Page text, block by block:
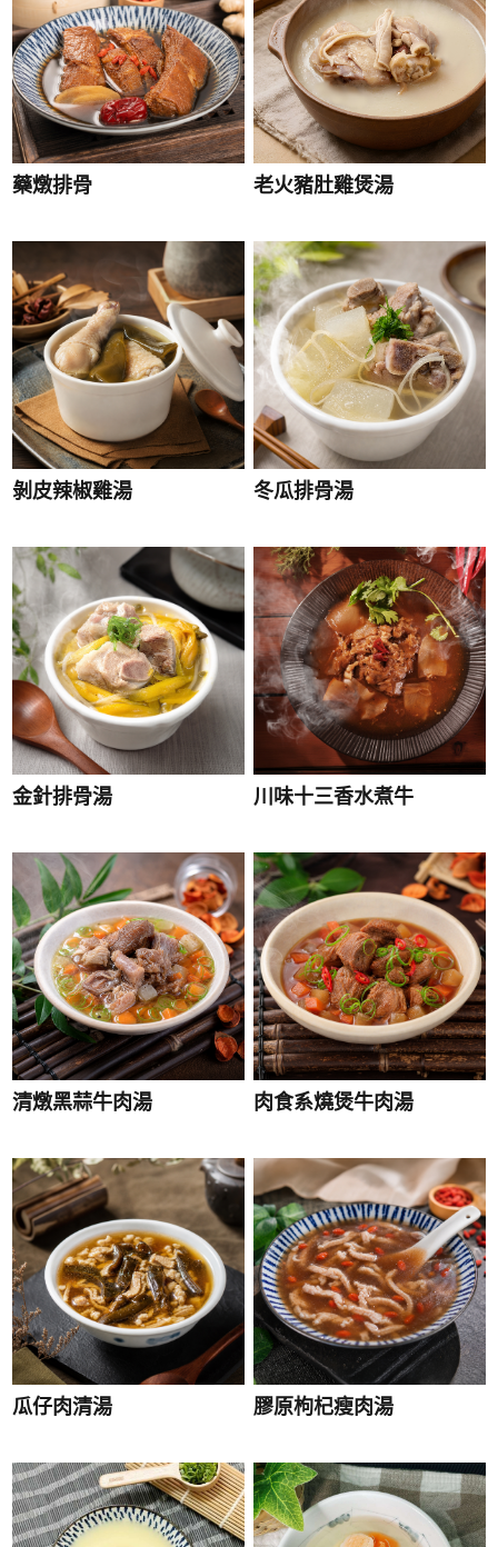
藥燉排骨 老火豬肚雞煲湯
剝皮辣椒雞湯 冬瓜排骨湯
金針排骨湯 川味十三香水煮牛
清燉黑蒜牛肉湯 肉食系燒煲牛肉湯
瓜仔肉清湯 膠原枸杞瘦肉湯